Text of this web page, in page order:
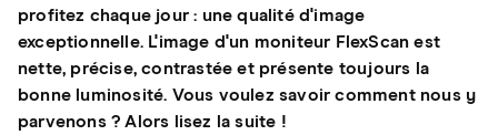
profitez chaque jour : une qualité d'image
exceptionnelle. L'image d'un moniteur FlexScan est
nette, précise, contrastée et présente toujours la
bonne luminosité. Vous voulez savoir comment nous y
parvenons ? Alors lisez la suite !